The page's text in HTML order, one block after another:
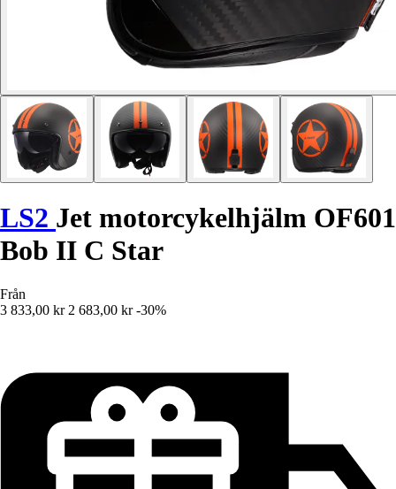
LS2 Jet motorcykelhjälm OF601
Bob II C Star
Från
3 833,00 kr 2 683,00 kr -30%